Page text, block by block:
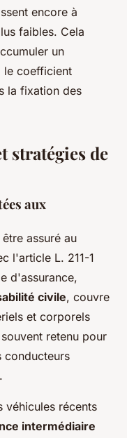
encore à
faibles. Cela
un
le coefficient
la fixation des
stratégies de
aux
assuré au
l'article L. 211-1
d'assurance,
civile, couvre
et corporels
retenu pour
conducteurs
véhicules récents
intermédiaire